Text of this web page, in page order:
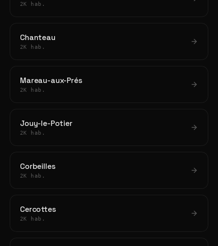
2K hab.
Chanteau
2K hab.
Mareau-aux-Prés
2K hab.
Jouy-le-Potier
2K hab.
Corbeilles
2K hab.
Cercottes
2K hab.